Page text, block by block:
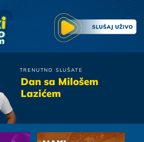
TRENUTNO SLUŠATE
Dan sa Milošem
Lazićem
Oliver Mandic
Smejem se a plakao bih